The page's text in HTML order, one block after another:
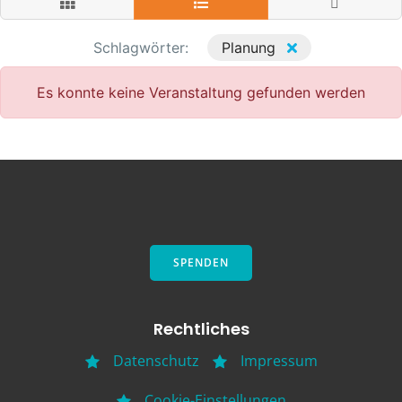
Schlagwörter: Planung
Es konnte keine Veranstaltung gefunden werden
SPENDEN
Rechtliches
Datenschutz
Impressum